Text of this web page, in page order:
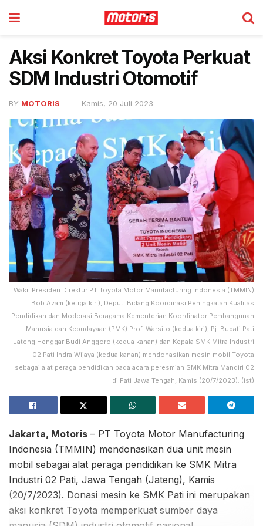
Aksi Konkret Toyota Perkuat
SDM Industri Otomotif
BY MOTORIS Kamis, 20 Juli 2023
Wakil Presiden Direktur PT Toyota Motor Manufacturing Indonesia (TMMIN)
Bob Azam (ketiga kiri), Deputi Bidang Koordinasi Peningkatan Kualitas
Pendidikan dan Moderasi Beragama Kementerian Koordinator Pembangunan
Manusia dan Kebudayaan (PMK) Prof. Warsito (kedua kiri), Pj. Bupati Pati
Jateng Henggar Budi Anggoro (kedua kanan) dan Kepala SMK Mitra Industri
02 Pati Indra Wijaya (kedua kanan) mendonasikan mesin mobil Toyota
sebagai alat peraga pendidikan pada acara peresmian SMK Mitra Mandiri 02
di Pati Jawa Tengah, Kamis (20/7/2023). (ist)
Jakarta, Motoris – PT Toyota Motor Manufacturing
Indonesia (TMMIN) mendonasikan dua unit mesin
mobil sebagai alat peraga pendidikan ke SMK Mitra
Industri 02 Pati, Jawa Tengah (Jateng), Kamis
(20/7/2023). Donasi mesin ke SMK Pati ini merupakan
aksi konkret Toyota memperkuat sumber daya